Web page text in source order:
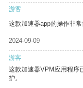
游客
这款加速器app的操作非
2024-09-09
游客
这款加速器VPM应用程序
护。